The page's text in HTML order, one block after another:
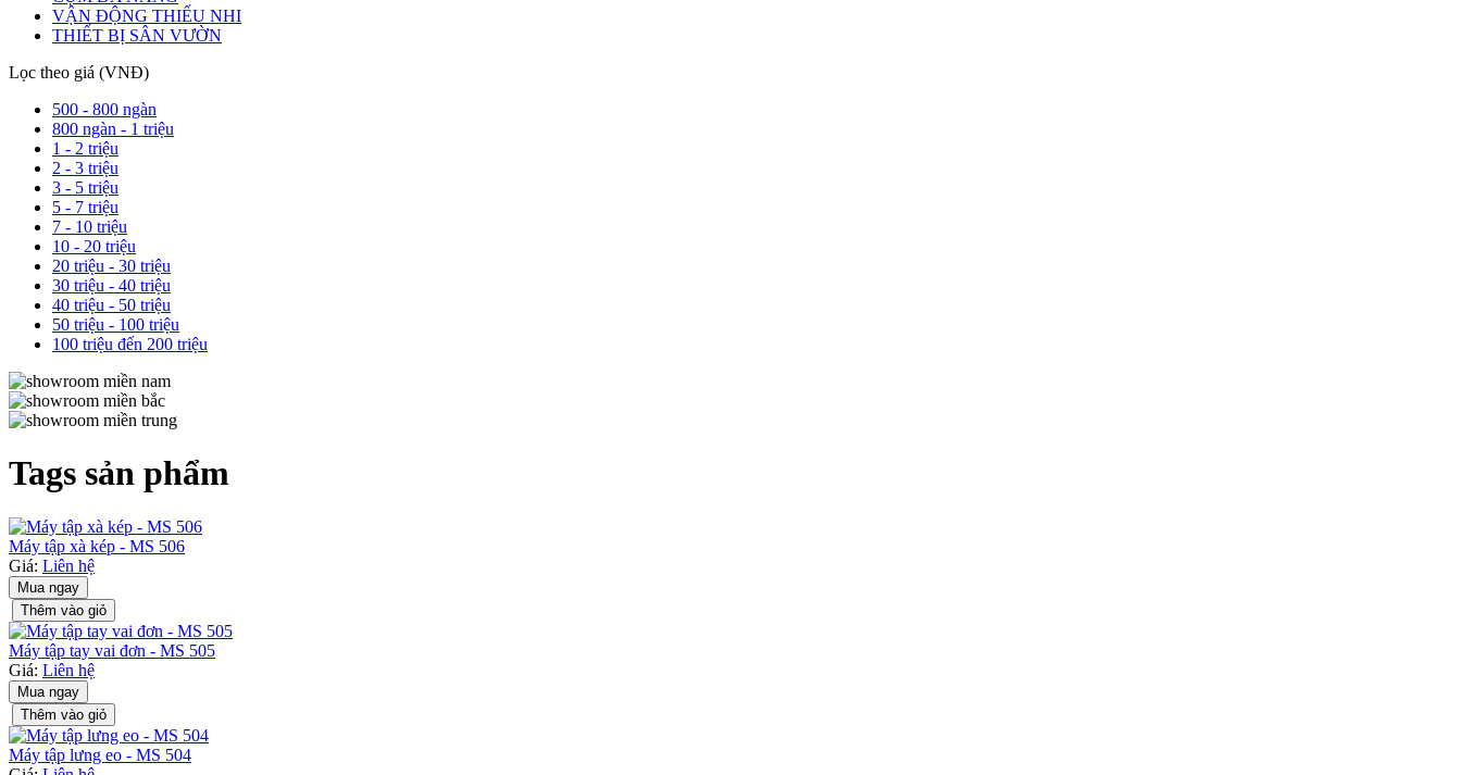
VẬN ĐỘNG THIẾU NHI
THIẾT BỊ SÂN VƯỜN
Lọc theo giá (VNĐ)
500 - 800 ngàn
800 ngàn - 1 triệu
1 - 2 triệu
2 - 3 triệu
3 - 5 triệu
5 - 7 triệu
7 - 10 triệu
10 - 20 triệu
20 triệu - 30 triệu
30 triệu - 40 triệu
40 triệu - 50 triệu
50 triệu - 100 triệu
100 triệu đến 200 triệu
Tags sản phẩm
Máy tập xà kép - MS 506
Giá: Liên hệ
Mua ngay
Thêm vào giỏ
Máy tập tay vai đơn - MS 505
Giá: Liên hệ
Mua ngay
Thêm vào giỏ
Máy tập lưng eo - MS 504